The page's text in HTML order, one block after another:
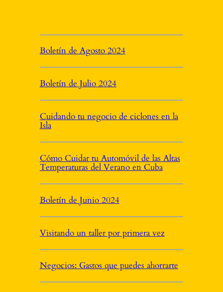
Boletín de Agosto 2024
Boletín de Julio 2024
Cuidando tu negocio de ciclones en la
Isla
Cómo Cuidar tu Automóvil de las Altas
Temperaturas del Verano en Cuba
Boletín de Junio 2024
Visitando un taller por primera vez
Negocios: Gastos que puedes ahorrarte